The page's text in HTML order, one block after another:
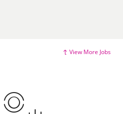
View More Jobs